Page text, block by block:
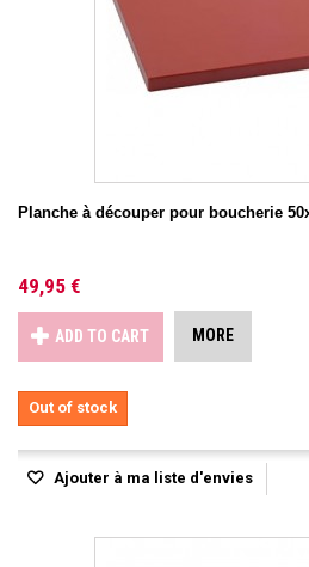
Planche à découper pour boucherie
49,95 €
ADD TO CART MORE
Out of stock
Ajouter à ma liste d'envies